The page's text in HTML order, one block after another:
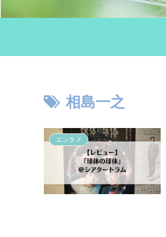
相島一之
エンタメ